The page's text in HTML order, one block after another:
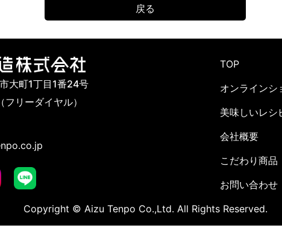
戻る
大町1丁目1番24号
リーダイヤル）
TOP
オンラインシ
美味しいレシ
会社概要
こだわり商品
お問い合わせ
Copyright © Aizu Tenpo Co.,Ltd. All Rights Reserved.